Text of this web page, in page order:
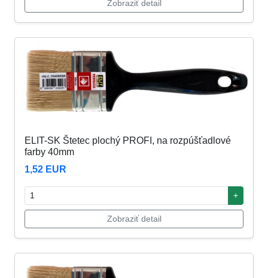
Zobraziť detail
ELIT-SK Štetec plochý PROFI, na rozpúšťadlové
farby 40mm
1,52 EUR
+
Zobraziť detail